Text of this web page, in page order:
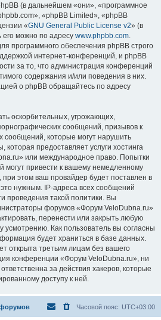
(в дальнейшем «они», «программное
«phpBB Limited», «phpBB
«GNU General Public License v2» (в
можно по адресу www.phpbb.com.
программного обеспечения phpBB строго
интернет-конференций, и phpBB
за то, что администрация конференций
содержания и/или поведения в них.
о phpBB обращайтесь по адресу
оскорбительных, угрожающих,
сообщений, призывов к
сообщений, которые могут нарушить
предоставляет услуги хостинга
или международное право. Попытки
могут привести к вашему немедленному
этом ваш провайдер будет поставлен в
нужным. IP-адреса всех сообщений
проведения такой политики. Вы
форумов «Форум VeloDubna.ru»
перенести или закрыть любую
усмотрению. Как пользователь вы согласны
будет храниться в базе данных.
открыта третьим лицам без вашего
конференции «Форум VeloDubna.ru», ни
за действия хакеров, которые
доступу к ней.
Часовой пояс: UTC+03:00